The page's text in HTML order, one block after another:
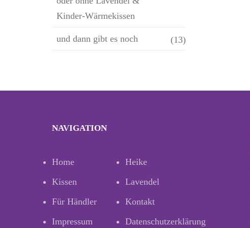
Kinder-Wärmekissen
und dann gibt es noch (13)
NAVIGATION
Home
Heike
Kissen
Lavendel
Für Händler
Kontakt
Impressum
Datenschutzerklärung